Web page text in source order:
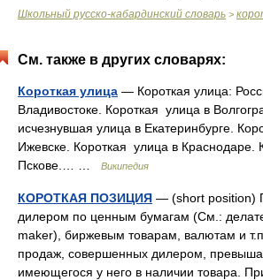
Школьный русско-кабардинский словарь >
См. также в других словарях:
Короткая улица — Короткая улица:
Владивостоке. Короткая улица в
исчезнувшая улица в Екатеринбурге.
Ижевске. Короткая улица в Краснодаре.
Пскове.… …
Википедия
КОРОТКАЯ ПОЗИЦИЯ — (short position)
дилером по ценным бумагам (См.:
maker), биржевым товарам, валютам и
продаж, совершенных дилером,
имеющегося у него в наличии товара.